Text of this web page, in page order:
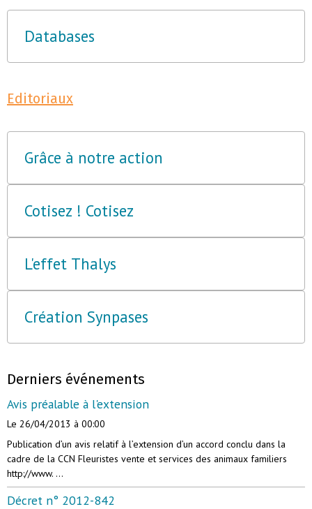
Databases
Editoriaux
Grâce à notre action
Cotisez ! Cotisez
L'effet Thalys
Création Synpases
Derniers événements
Avis préalable à l'extension
Le 26/04/2013 à 00:00
Publication d’un avis relatif à l’extension d’un accord conclu dans la
cadre de la CCN Fleuristes vente et services des animaux familiers
http://www. ...
Décret n° 2012-842